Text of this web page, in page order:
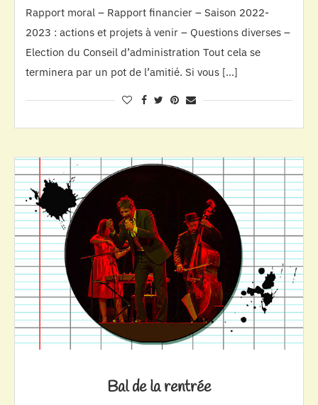
Rapport moral – Rapport financier – Saison 2022-
2023 : actions et projets à venir – Questions diverses –
Election du Conseil d’administration Tout cela se
terminera par un pot de l’amitié. Si vous […]
Bal de la rentrée